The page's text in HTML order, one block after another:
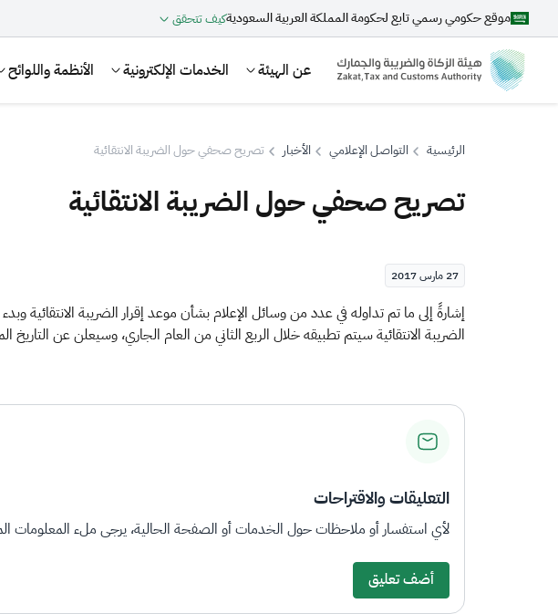
موقع حكومي رسمي تابع لحكومة المملكة العربية السعوديةكيف تتحقق
عن الهيئة الخدمات الإلكترونية الأنظمة واللوائح
بحث
اقتراحات
الزكاة الجمارك ضريبة القيمة المضافة الإقرار الضريبي
الرئيسية التواصل الإعلامي الأخبار تصريح صحفي حول الضريبة الانتقائية
تصريح صحفي حول الضريبة الانتقائية
27 مارس 2017
​​​​إشارةً إلى ما تم تداوله في عدد من وسائل الإعلام بشأن موعد إقرار الضريبة الانتقائية
الضريبة الانتقائية سيتم تطبيقه خلال الربع الثاني من العام الجاري، وسيعلن عن التاريخ
التعليقات والاقتراحات
لأي استفسار أو ملاحظات حول الخدمات أو الصفحة الحالية، يرجى ملء المعلومات
أضف تعليق